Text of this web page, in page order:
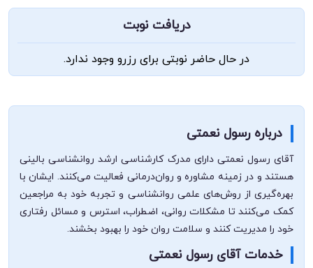
دریافت نوبت
در حال حاضر نوبتی برای رزرو وجود ندارد.
درباره رسول نعمتی
آقای رسول نعمتی دارای مدرک کارشناسی ارشد روانشناسی بالینی
هستند و در زمینه مشاوره و روان‌درمانی فعالیت می‌کنند. ایشان با
بهره‌گیری از روش‌های علمی روانشناسی و تجربه خود به مراجعین
کمک می‌کنند تا مشکلات روانی، اضطراب، استرس و مسائل رفتاری
خود را مدیریت کنند و سلامت روان خود را بهبود بخشند.
خدمات آقای رسول نعمتی